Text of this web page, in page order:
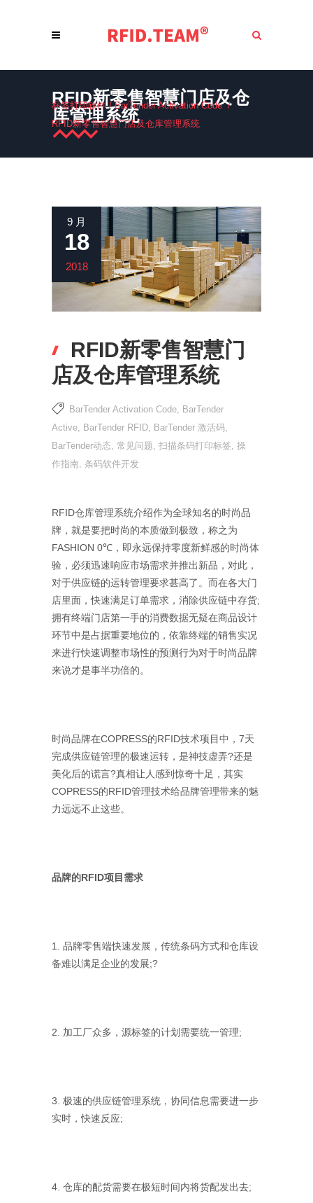
RFID新零售智慧门店及仓
库管理系统
标签打印软件/BarTender Activation Code /
RFID新零售智慧门店及仓库管理系统
9 月
18
2018
RFID新零售智慧门
店及仓库管理系统
BarTender Activation Code, BarTender
Active, BarTender RFID, BarTender 激活码,
BarTender动态, 常见问题, 扫描条码打印标签, 操
作指南, 条码软件开发
RFID仓库管理系统介绍作为全球知名的时尚品
牌，就是要把时尚的本质做到极致，称之为
FASHION 0℃，即永远保持零度新鲜感的时尚体
验，必须迅速响应市场需求并推出新品，对此，
对于供应链的运转管理要求甚高了。而在各大门
店里面，快速满足订单需求，消除供应链中存货;
拥有终端门店第一手的消费数据无疑在商品设计
环节中是占据重要地位的，依靠终端的销售实况
来进行快速调整市场性的预测行为对于时尚品牌
来说才是事半功倍的。
时尚品牌在COPRESS的RFID技术项目中，7天
完成供应链管理的极速运转，是神技虚弄?还是
美化后的谎言?真相让人感到惊奇十足，其实
COPRESS的RFID管理技术给品牌管理带来的魅
力远远不止这些。
品牌的RFID项目需求
1. 品牌零售端快速发展，传统条码方式和仓库设
备难以满足企业的发展;?
2. 加工厂众多，源标签的计划需要统一管理;
3. 极速的供应链管理系统，协同信息需要进一步
实时，快速反应;
4. 仓库的配货需要在极短时间内将货配发出去;